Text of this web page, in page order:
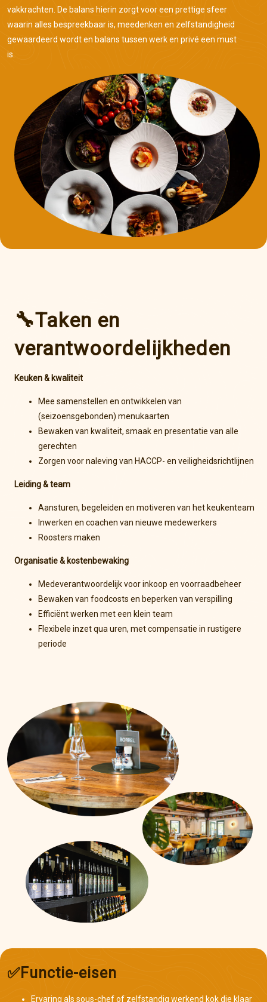
vakkrachten. De balans hierin zorgt voor een prettige sfeer
waarin alles bespreekbaar is, meedenken en zelfstandigheid
gewaardeerd wordt en balans tussen werk en privé een must
is.
🔧Taken en
verantwoordelijkheden
Keuken & kwaliteit
Mee samenstellen en ontwikkelen van
(seizoensgebonden) menukaarten
Bewaken van kwaliteit, smaak en presentatie van alle
gerechten
Zorgen voor naleving van HACCP- en veiligheidsrichtlijnen
Leiding & team
Aansturen, begeleiden en motiveren van het keukenteam
Inwerken en coachen van nieuwe medewerkers
Roosters maken
Organisatie & kostenbewaking
Medeverantwoordelijk voor inkoop en voorraadbeheer
Bewaken van foodcosts en beperken van verspilling
Efficiënt werken met een klein team
Flexibele inzet qua uren, met compensatie in rustigere
periode
✅Functie-eisen
Ervaring als sous-chef of zelfstandig werkend kok die klaar